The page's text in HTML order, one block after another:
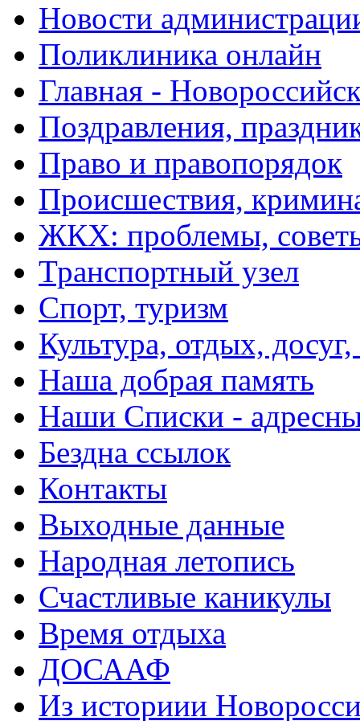
Новости
Поликлиника онлайн
Главная -
Поздравления,
Право и правопорядок
Происшествия,
ЖКХ: проблемы,
Транспортный узел
Спорт, туризм
Культура, отдых,
Наша добрая память
Наши Списки -
Бездна ссылок
Контакты
Выходные данные
Народная летопись
Счастливые каникулы
Время отдыха
ДОСААФ
Из историии